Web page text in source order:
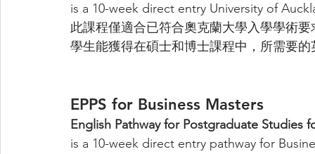
is a 10-week direct entry University of
此課程僅適合已符合奧克蘭大學入學學術
學生能獲得在碩士和博士課程中，所需要
EPPS for Business Masters
English Pathway for Postgraduate Studies
is a 10-week direct entry pathway for